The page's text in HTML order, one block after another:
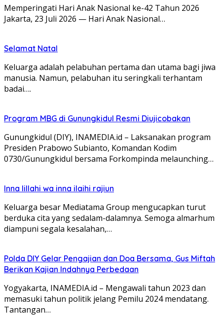
Memperingati Hari Anak Nasional ke-42 Tahun 2026
Jakarta, 23 Juli 2026 — Hari Anak Nasional…
Selamat Natal
Keluarga adalah pelabuhan pertama dan utama bagi jiwa
manusia. Namun, pelabuhan itu seringkali terhantam
badai….
Program MBG di Gunungkidul Resmi Diujicobakan
Gunungkidul (DIY), INAMEDIA.id – Laksanakan program
Presiden Prabowo Subianto, Komandan Kodim
0730/Gunungkidul bersama Forkompinda melaunching…
Inna lillahi wa inna ilaihi rajiun
Keluarga besar Mediatama Group mengucapkan turut
berduka cita yang sedalam-dalamnya. Semoga almarhum
diampuni segala kesalahan,…
Polda DIY Gelar Pengajian dan Doa Bersama, Gus Miftah
Berikan Kajian Indahnya Perbedaan
Yogyakarta, INAMEDIA.id – Mengawali tahun 2023 dan
memasuki tahun politik jelang Pemilu 2024 mendatang.
Tantangan…